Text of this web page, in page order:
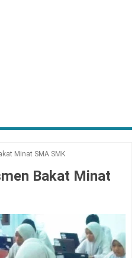
Minat SMA SMK
Bakat Minat